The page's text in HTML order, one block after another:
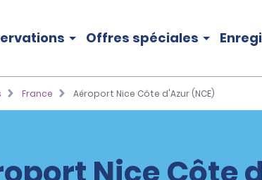
Offres spéciales
France Aéroport Nice Côte d'Azur (NCE)